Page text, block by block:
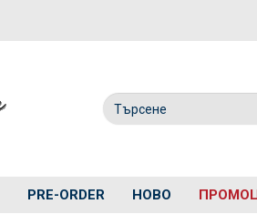
PRE-ORDER НОВО